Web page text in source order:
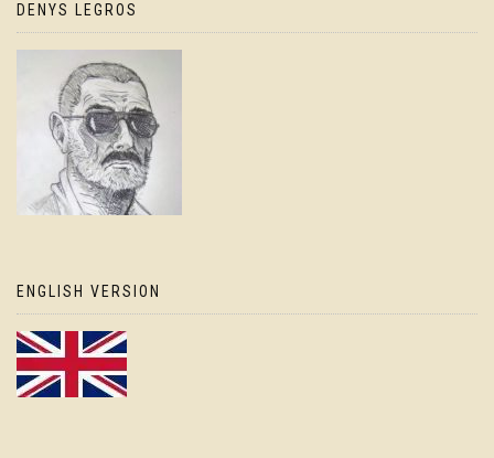
DENYS LEGROS
ENGLISH VERSION